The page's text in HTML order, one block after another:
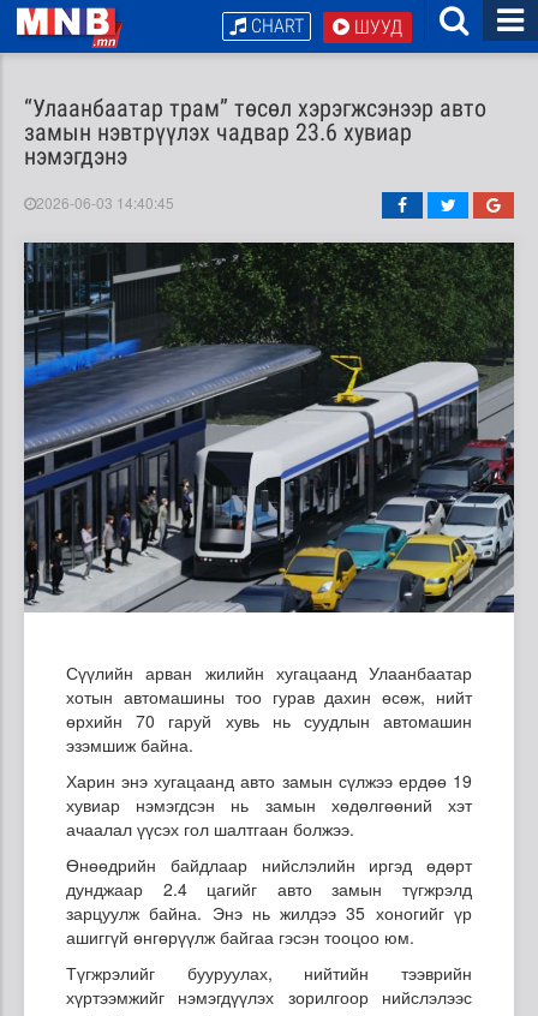
ШУУД
CHART
“Улаанбаатар трам” төсөл хэрэгжсэнээр авто
замын нэвтрүүлэх чадвар 23.6 хувиар
нэмэгдэнэ
2026-06-03 14:40:45
Сүүлийн арван жилийн хугацаанд Улаанбаатар
хотын автомашины тоо гурав дахин өсөж, нийт
өрхийн 70 гаруй хувь нь суудлын автомашин
эзэмшиж байна.
Харин энэ хугацаанд авто замын сүлжээ ердөө 19
хувиар нэмэгдсэн нь замын хөдөлгөөний хэт
ачаалал үүсэх гол шалтгаан болжээ.
Өнөөдрийн байдлаар нийслэлийн иргэд өдөрт
дунджаар 2.4 цагийг авто замын түгжрэлд
зарцуулж байна. Энэ нь жилдээ 35 хоногийг үр
ашиггүй өнгөрүүлж байгаа гэсэн тооцоо юм.
Түгжрэлийг бууруулах, нийтийн тээврийн
хүртээмжийг нэмэгдүүлэх зорилгоор нийслэлээс